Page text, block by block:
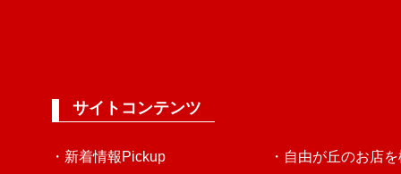
サイトコンテンツ
・新着情報Pickup ・自由が丘のお店